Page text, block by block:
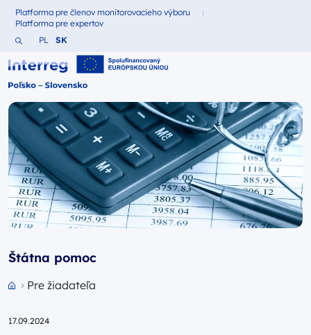
Fundusze dla
Platforma pre členov monitorovacieho výboru
Fundusze dla
Platforma pre expertov
Vyhľadajte webovú stránku
Zmień język na Polština
PL Zmień język na Slovenčina
SK
Interreg Polska – Słowacja 2021-2027
Štátna pomoc
Pre žiadateľa
17.09.2024